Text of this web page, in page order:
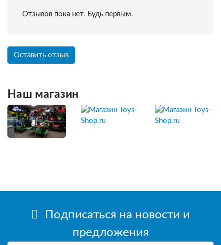
Отзывов пока нет. Будь первым.
Оставить отзыв
Наш магазин
Подписаться на новости и
предложения